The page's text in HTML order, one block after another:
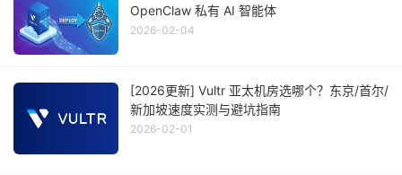
OpenClaw 私有 AI 智能体
2026-02-04
[2026更新] Vultr 亚太机房选哪个？东京/首尔/
新加坡速度实测与避坑指南
2026-02-01